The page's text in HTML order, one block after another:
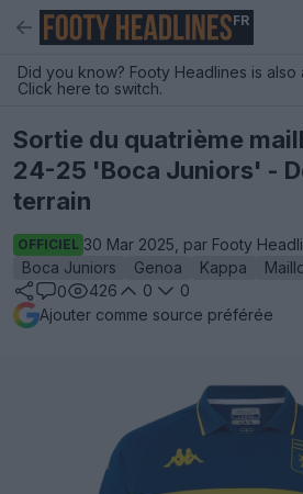
FR
Did you know? Footy Headlines is also
Click here to switch.
Sortie du quatrième
24-25 'Boca Juniors' -
terrain
OFFICIEL 30 Mar 2025, par Footy
Boca Juniors
Genoa Kappa
0
426 0
0
Ajouter comme source préférée